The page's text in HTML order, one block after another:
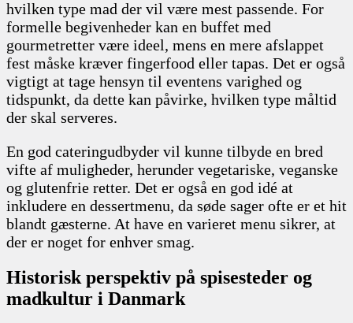
hvilken type mad der vil være mest passende. For
formelle begivenheder kan en buffet med
gourmetretter være ideel, mens en mere afslappet
fest måske kræver fingerfood eller tapas. Det er også
vigtigt at tage hensyn til eventens varighed og
tidspunkt, da dette kan påvirke, hvilken type måltid
der skal serveres.
En god cateringudbyder vil kunne tilbyde en bred
vifte af muligheder, herunder vegetariske, veganske
og glutenfrie retter. Det er også en god idé at
inkludere en dessertmenu, da søde sager ofte er et hit
blandt gæsterne. At have en varieret menu sikrer, at
der er noget for enhver smag.
Historisk perspektiv på spisesteder og
madkultur i Danmark